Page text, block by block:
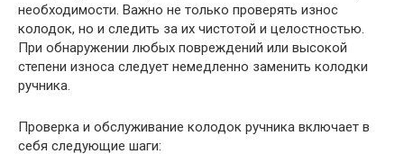
необходимости. Важно не только проверять износ
колодок, но и следить за их чистотой и целостностью.
При обнаружении любых повреждений или высокой
степени износа следует немедленно заменить колодки
ручника.
Проверка и обслуживание колодок ручника включает в
себя следующие шаги: